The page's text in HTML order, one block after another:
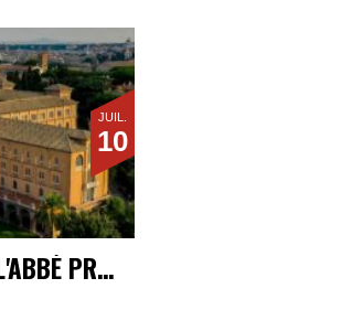
JUIL.
10
RÉUNION DU CONSEIL DE L'ABBÉ PRIMAT À ROME